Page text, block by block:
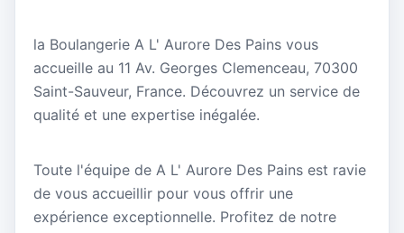
la Boulangerie A L' Aurore Des Pains vous
accueille au 11 Av. Georges Clemenceau, 70300
Saint-Sauveur, France. Découvrez un service de
qualité et une expertise inégalée.
Toute l'équipe de A L' Aurore Des Pains est ravie
de vous accueillir pour vous offrir une
expérience exceptionnelle. Profitez de notre